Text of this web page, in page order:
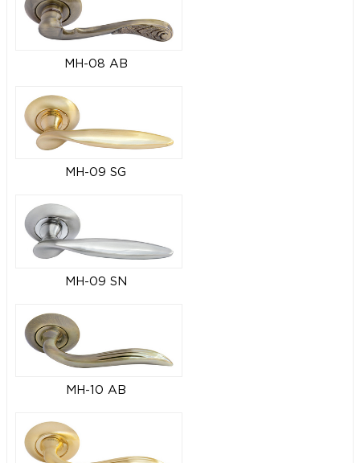
MH-08 AB
MH-09 SG
MH-09 SN
MH-10 AB